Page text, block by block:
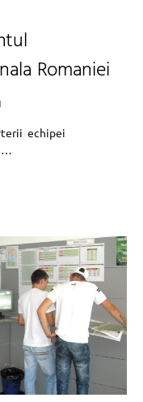
Romaniei
echipei
…